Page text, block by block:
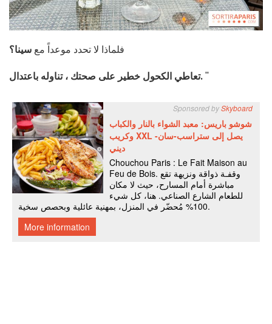
فلماذا لا تحدد موعداً مع سينا؟
تعاطي الكحول خطير على صحتك ، تناوله باعتدال.''